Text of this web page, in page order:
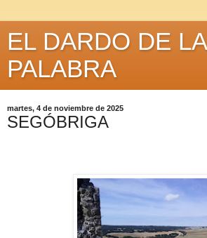
EL DARDO DE LA
PALABRA
martes, 4 de noviembre de 2025
SEGÓBRIGA